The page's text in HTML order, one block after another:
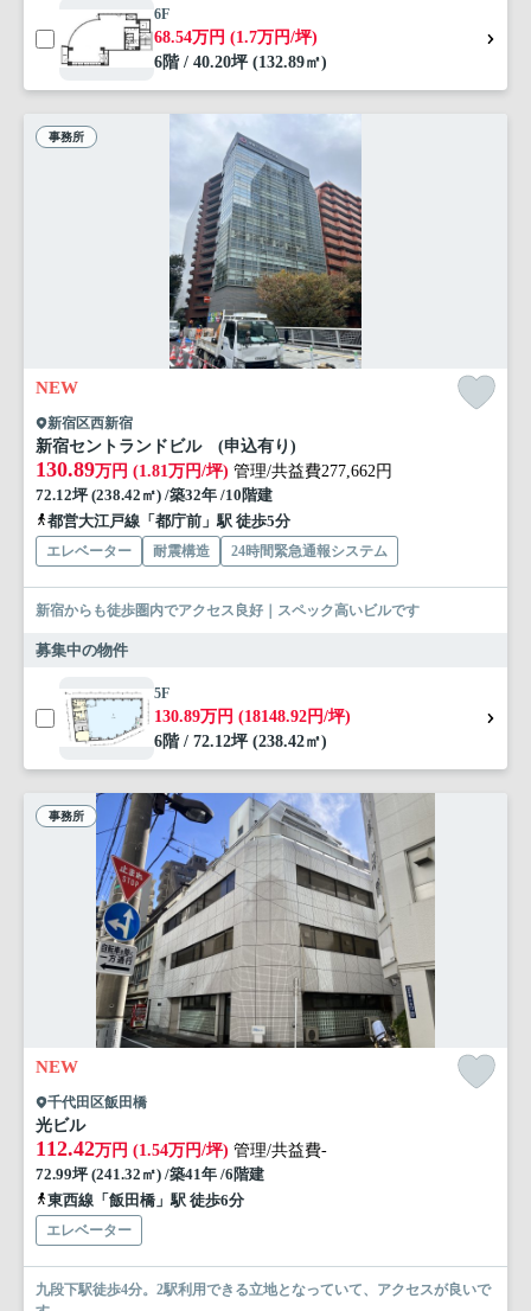
6F
68.54万円 (1.7万円/坪)
6階 / 40.20坪 (132.89㎡)
事務所
NEW
新宿区西新宿
新宿セントランドビル (申込有り)
130.89万円 (1.81万円/坪) 管理/共益費277,662円
72.12坪 (238.42㎡) /築32年 /10階建
都営大江戸線「都庁前」駅 徒歩5分
エレベーター 耐震構造 24時間緊急通報システム
新宿からも徒歩圏内でアクセス良好｜スペック高いビルです
募集中の物件
5F
130.89万円 (18148.92円/坪)
6階 / 72.12坪 (238.42㎡)
事務所
NEW
千代田区飯田橋
光ビル
112.42万円 (1.54万円/坪) 管理/共益費-
72.99坪 (241.32㎡) /築41年 /6階建
東西線「飯田橋」駅 徒歩6分
エレベーター
九段下駅徒歩4分。2駅利用できる立地となっていて、アクセスが良いで